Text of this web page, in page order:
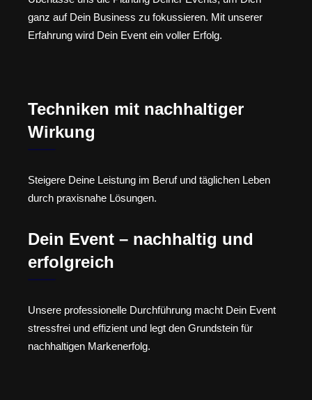
ganz auf Dein Business zu fokussieren. Mit unserer
Erfahrung wird Dein Event ein voller Erfolg.
Techniken mit nachhaltiger
Wirkung
Steigere Deine Leistung im Beruf und täglichen Leben
durch praxisnahe Lösungen.
Dein Event – nachhaltig und
erfolgreich
Unsere professionelle Durchführung macht Dein Event
stressfrei und effizient und legt den Grundstein für
nachhaltigen Markenerfolg.